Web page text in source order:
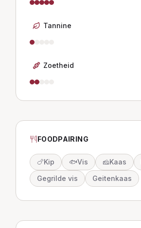
Tannine
Zoetheid
FOODPAIRING
🍗Kip 🐟Vis 🧀Kaas
Gegrilde vis
Geitenkaas